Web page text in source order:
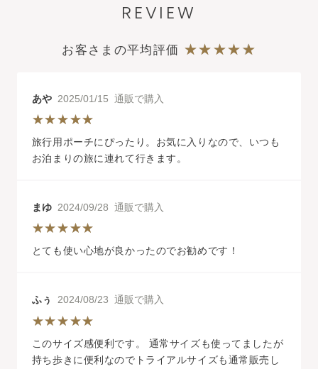
REVIEW
お客さまの平均評価
あや2025/01/15 通販で購入
旅行用ポーチにぴったり。お気に入りなので、いつも
お泊まりの旅に連れて行きます。
まゆ2024/09/28 通販で購入
とても使い心地が良かったのでお勧めです！
ふぅ 2024/08/23 通販で購入
このサイズ感便利です。 通常サイズも使ってましたが
持ち歩きに便利なのでトライアルサイズも通常販売し